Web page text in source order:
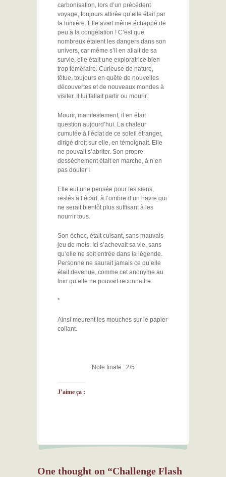
carbonisation, lors d’un précédent
voyage, toujours attirée qu’elle était par
la lumière. Elle avait même échappé de
peu à la congélation ! C’est que
nombreux étaient les dangers dans son
univers, car même s’il en allait de sa
survie, elle était une exploratrice bien
trop téméraire. Curieuse de nature,
têtue, toujours en quête de nouvelles
découvertes et de nouveaux mondes à
visiter. Il lui fallait partir ou mourir.
Mourir, manifestement, il en était
question aujourd’hui. La chaleur
cumulée à l’éclat de ce soleil étranger,
dirigé droit sur elle, en témoignait. Elle
ne pouvait s’abriter. Son propre
dessèchement était en marche, à n’en
pas douter !
Elle eut une pensée pour les siens,
restés à l’écart, à l’ombre d’un havre qui
ne serait bientôt plus suffisant à les
nourrir tous.
Son échec, était cuisant, sans mauvais
jeu de mots. Ici s’achevait sa vie, sans
qu’elle ne soit entrée dans la légende.
Personne ne saurait jamais ce qu’elle
était devenue, comme cet anonyme au
loin qu’elle ne pouvait reconnaitre.
*
Ainsi meurent les mouches sur le papier
collant.
Note finale : 2/5
J’aime ça :
One thought on “Challenge Flash